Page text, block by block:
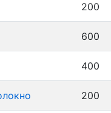
200
600
400
200